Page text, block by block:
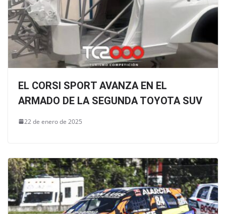
EL CORSI SPORT AVANZA EN EL
ARMADO DE LA SEGUNDA TOYOTA SUV
22 de enero de 2025